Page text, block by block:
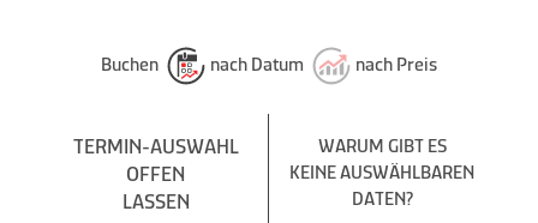
Buchen nach Datum nach Preis
TERMIN-AUSWAHL
OFFEN
LASSEN
WARUM GIBT ES
KEINE AUSWÄHLBAREN
DATEN?